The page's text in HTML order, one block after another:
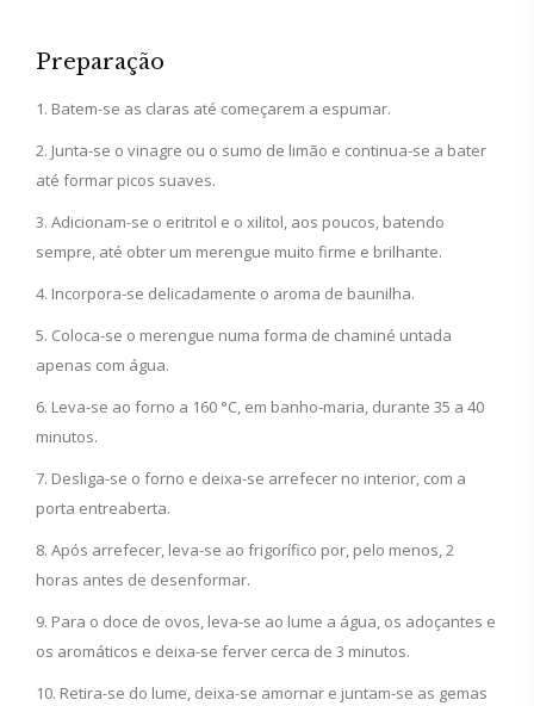
Preparação
Batem-se as claras até começarem a espumar.
Junta-se o vinagre ou o sumo de limão e continua-se a bater
até formar picos suaves.
Adicionam-se o eritritol e o xilitol, aos poucos, batendo
sempre, até obter um merengue muito firme e brilhante.
Incorpora-se delicadamente o aroma de baunilha.
Coloca-se o merengue numa forma de chaminé untada
apenas com água.
Leva-se ao forno a 160 °C, em banho-maria, durante 35 a 40
minutos.
Desliga-se o forno e deixa-se arrefecer no interior, com a
porta entreaberta.
Após arrefecer, leva-se ao frigorífico por, pelo menos, 2
horas antes de desenformar.
Para o doce de ovos, leva-se ao lume a água, os adoçantes e
os aromáticos e deixa-se ferver cerca de 3 minutos.
Retira-se do lume, deixa-se amornar e juntam-se as gemas